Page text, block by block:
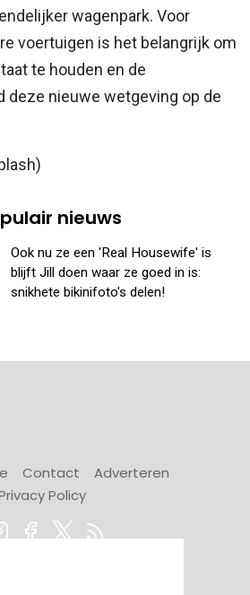
wagenpark. Voor
voertuigen is het belangrijk om
te houden en de
deze nieuwe wetgeving op de
nieuws
Ook nu ze een 'Real Housewife' is
blijft Jill doen waar ze goed in is:
snikhete bikinifoto's delen!
Contact
Adverteren
Policy